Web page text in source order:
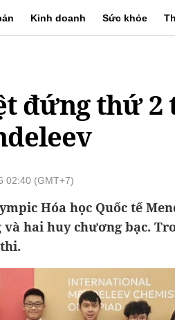
Kinh doanh Sức khỏe
đứng thứ 2
02:40 (GMT+7)
Hóa học Quốc tế
hai huy chương bạc.